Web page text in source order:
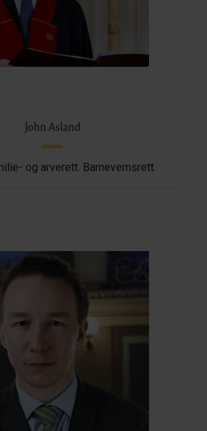
John Asland
og arverett. Barnevernsrett.